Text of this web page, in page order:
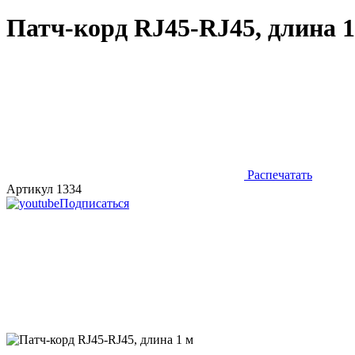
Патч-корд RJ45-RJ45, длина
Распечатать
Артикул 1334
Подписаться